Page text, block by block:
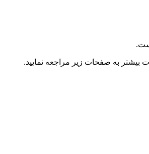
به صفحات زیر مراجعه نمایید.